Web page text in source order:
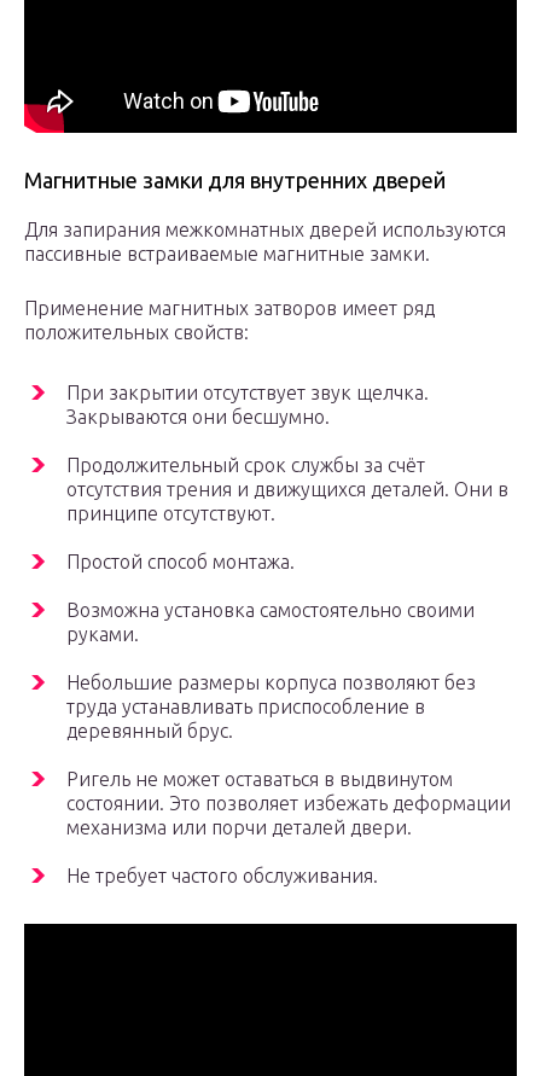
Магнитные замки для внутренних дверей
Для запирания межкомнатных дверей используются
пассивные встраиваемые магнитные замки.
Применение магнитных затворов имеет ряд
положительных свойств:
При закрытии отсутствует звук щелчка.
Закрываются они бесшумно.
Продолжительный срок службы за счёт
отсутствия трения и движущихся деталей. Они в
принципе отсутствуют.
Простой способ монтажа.
Возможна установка самостоятельно своими
руками.
Небольшие размеры корпуса позволяют без
труда устанавливать приспособление в
деревянный брус.
Ригель не может оставаться в выдвинутом
состоянии. Это позволяет избежать деформации
механизма или порчи деталей двери.
Не требует частого обслуживания.